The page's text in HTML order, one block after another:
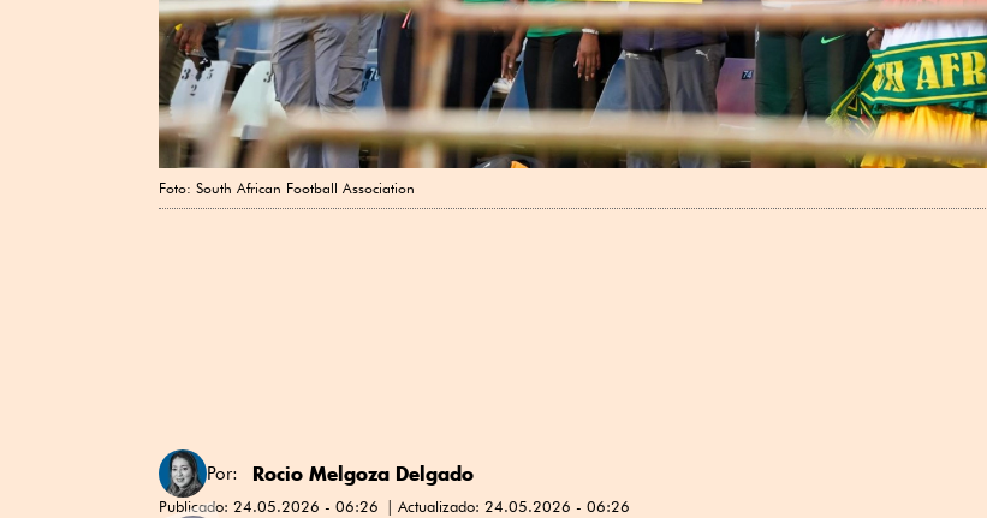
Foto: South African Football Association
Por: Rocio Melgoza Delgado
Publicado: 24.05.2026 - 06:26 Actualizado: 24.05.2026 - 06:26